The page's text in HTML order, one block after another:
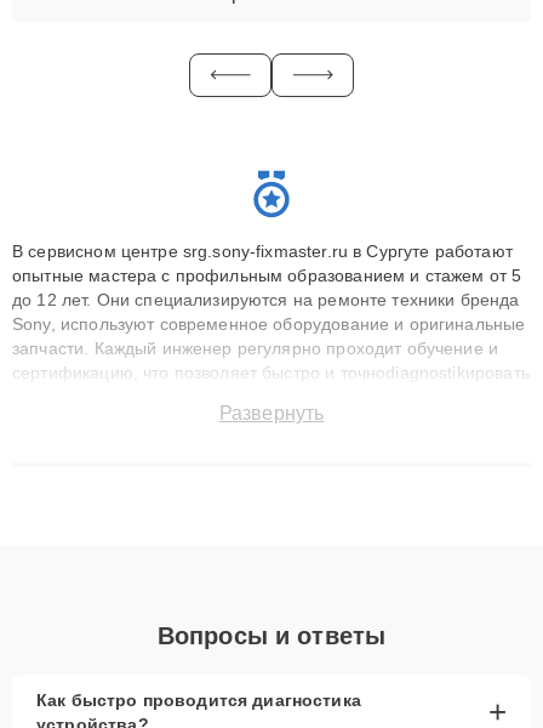
В сервисном центре srg.sony-fixmaster.ru в Сургуте работают
опытные мастера с профильным образованием и стажем от 5
до 12 лет. Они специализируются на ремонте техники бренда
Sony, используют современное оборудование и оригинальные
запчасти. Каждый инженер регулярно проходит обучение и
сертификацию, что позволяет быстро и точноdiagnostikировать
до 3 лет. Наши мастера решают сложные случаи: от замены
Развернуть
Вопросы и ответы
Как быстро проводится диагностика
устройства?
+